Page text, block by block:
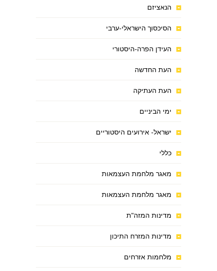
הנאציזם
הסיכסוך הישראלי-ערבי
העידן הפרה-היסטורי
העת החדשה
העת העתיקה
ימי הביניים
ישראל- אירועים היסטוריים
כללי
מאגר מלחמת העצמאות
מאגר מלחמת העצמאות
מדינות המזה"ת
מדינות המזרח התיכון
מלחמות אזרחים